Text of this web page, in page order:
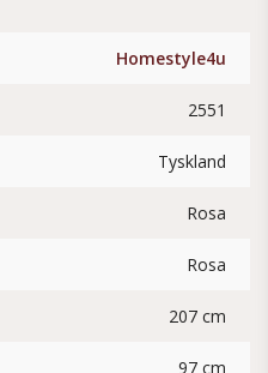
Homestyle4u
2551
Tyskland
Rosa
Rosa
207 cm
97 cm